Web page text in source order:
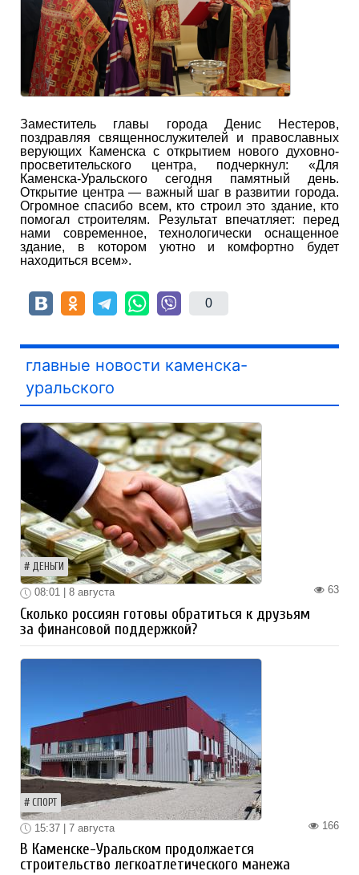
Заместитель главы города Денис Нестеров,
поздравляя священнослужителей и православных
верующих Каменска с открытием нового духовно-
просветительского центра, подчеркнул: «Для
Каменска-Уральского сегодня памятный день.
Открытие центра — важный шаг в развитии города.
Огромное спасибо всем, кто строил это здание, кто
помогал строителям. Результат впечатляет: перед
нами современное, технологически оснащенное
здание, в котором уютно и комфортно будет
находиться всем».
0
главные новости каменска-
уральского
ДЕНЬГИ
63
08:01 | 8 августа
Сколько россиян готовы обратиться к друзьям
за финансовой поддержкой?
СПОРТ
166
15:37 | 7 августа
В Каменске-Уральском продолжается
строительство легкоатлетического манежа